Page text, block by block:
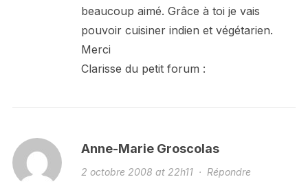
beaucoup aimé. Grâce à toi je vais
pouvoir cuisiner indien et végétarien.
Merci
Clarisse du petit forum :
Anne-Marie Groscolas
2 octobre 2008 at 22h11· Répondre